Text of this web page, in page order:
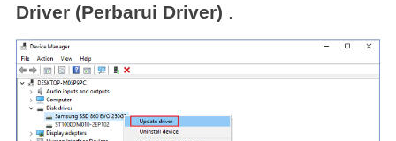
Driver (Perbarui Driver) .